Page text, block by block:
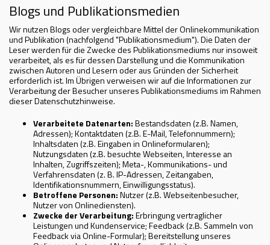
Blogs und Publikationsmedien
Wir nutzen Blogs oder vergleichbare Mittel der Onlinekommunikation
und Publikation (nachfolgend "Publikationsmedium"). Die Daten der
Leser werden für die Zwecke des Publikationsmediums nur insoweit
verarbeitet, als es für dessen Darstellung und die Kommunikation
zwischen Autoren und Lesern oder aus Gründen der Sicherheit
erforderlich ist. Im Übrigen verweisen wir auf die Informationen zur
Verarbeitung der Besucher unseres Publikationsmediums im Rahmen
dieser Datenschutzhinweise.
Verarbeitete Datenarten:Bestandsdaten (z.B. Namen,
Adressen); Kontaktdaten (z.B. E-Mail, Telefonnummern);
Inhaltsdaten (z.B. Eingaben in Onlineformularen);
Nutzungsdaten (z.B. besuchte Webseiten, Interesse an
Inhalten, Zugriffszeiten); Meta-, Kommunikations- und
Verfahrensdaten (z. B. IP-Adressen, Zeitangaben,
Identifikationsnummern, Einwilligungsstatus).
Betroffene Personen:Nutzer (z.B. Webseitenbesucher,
Nutzer von Onlinediensten).
Zwecke der Verarbeitung:Erbringung vertraglicher
Leistungen und Kundenservice; Feedback (z.B. Sammeln von
Feedback via Online-Formular); Bereitstellung unseres